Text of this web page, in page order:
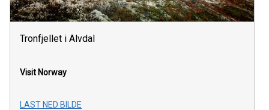
Tronfjellet i Alvdal
Visit Norway
LAST NED BILDE